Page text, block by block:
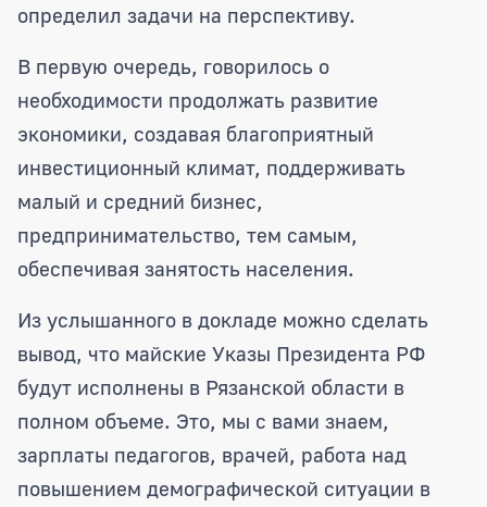
определил задачи на перспективу.
В первую очередь, говорилось о
необходимости продолжать развитие
экономики, создавая благоприятный
инвестиционный климат, поддерживать
малый и средний бизнес,
предпринимательство, тем самым,
обеспечивая занятость населения.
Из услышанного в докладе можно сделать
вывод, что майские Указы Президента РФ
будут исполнены в Рязанской области в
полном объеме. Это, мы с вами знаем,
зарплаты педагогов, врачей, работа над
повышением демографической ситуации в